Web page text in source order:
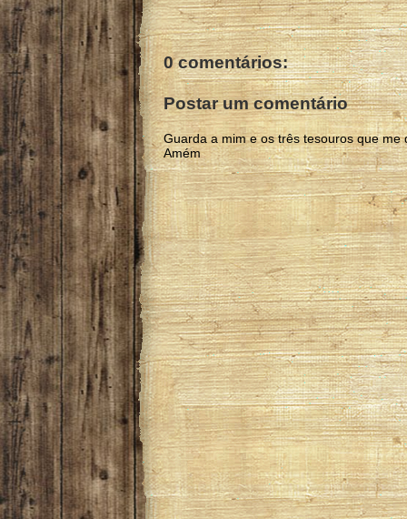
0 comentários:
Postar um comentário
Guarda a mim e os três tesouros que me
Amém